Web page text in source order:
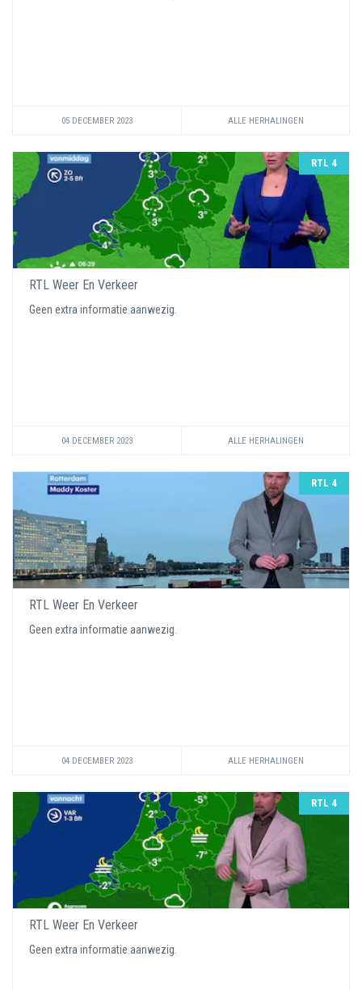
05 DECEMBER 2023 ALLE HERHALINGEN
RTL 4
RTL Weer En Verkeer
Geen extra informatie aanwezig.
04 DECEMBER 2023 ALLE HERHALINGEN
RTL 4
RTL Weer En Verkeer
Geen extra informatie aanwezig.
04 DECEMBER 2023 ALLE HERHALINGEN
RTL 4
RTL Weer En Verkeer
Geen extra informatie aanwezig.